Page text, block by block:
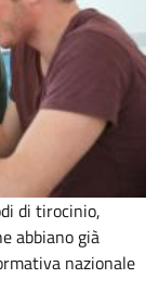
di tirocinio,
abbiano già
nazionale